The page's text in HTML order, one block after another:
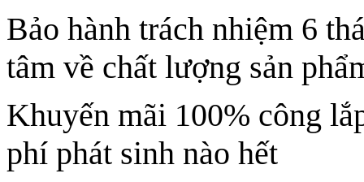
Bảo hành trách nhiệm 6
tâm về chất lượng sản
Khuyến mãi 100% công
phí phát sinh nào hết